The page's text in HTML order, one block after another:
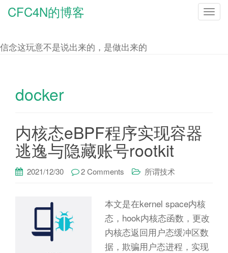
T
o
CFC4N的博客
信念这玩意不是说出来的，是做出来的
docker
内核态eBPF程序实现容器
逃逸与隐藏账号rootkit
2021/12/30 2 Comments 所谓技术
本文是在kernel space内核
态，hook内核态函数，更改
内核态返回用户态缓冲区数
据，欺骗用户态进程，实现